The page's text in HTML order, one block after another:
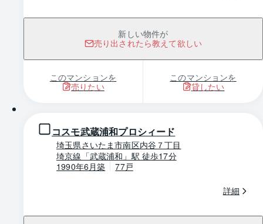
新しい物件が
売り出されたら教えて欲しい
このマンションを
売りたい
このマンションを
貸したい
コスモ武蔵浦和プロシィード
埼玉県さいたま市南区内谷７丁目
埼京線「武蔵浦和」駅 徒歩17分
1990年6月築
77戸
詳細